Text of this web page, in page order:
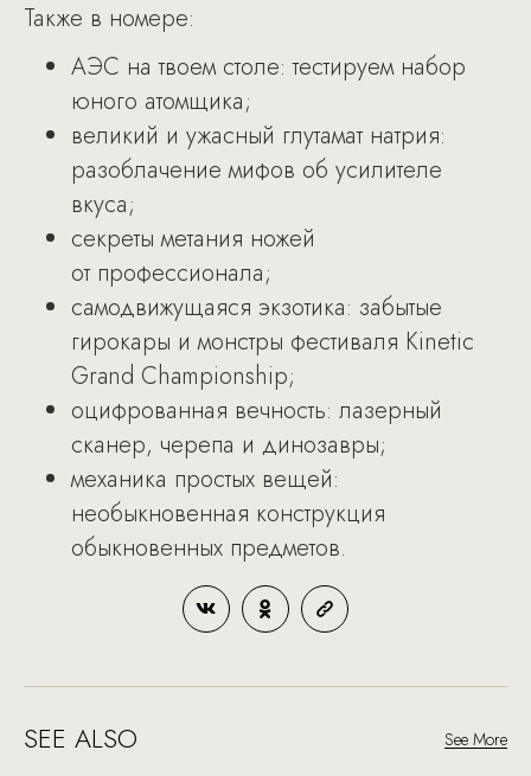
Также в номере:
АЭС на твоем столе: тестируем набор
юного атомщика;
великий и ужасный глутамат натрия:
разоблачение мифов об усилителе
вкуса;
секреты метания ножей
от профессионала;
самодвижущаяся экзотика: забытые
гирокары и монстры фестиваля Kinetic
Grand Championship;
оцифрованная вечность: лазерный
сканер, черепа и динозавры;
механика простых вещей:
необыкновенная конструкция
обыкновенных предметов.
SEE ALSO See More